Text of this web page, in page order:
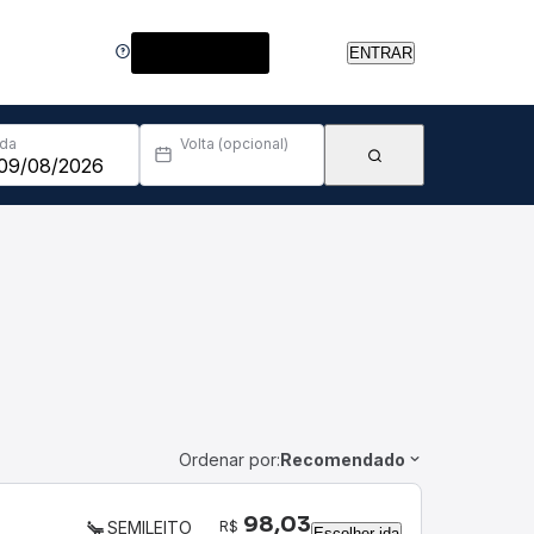
ENTRAR
Volta (opcional)
Ordenar por:Recomendado
SEMILEITO R$ 98,03